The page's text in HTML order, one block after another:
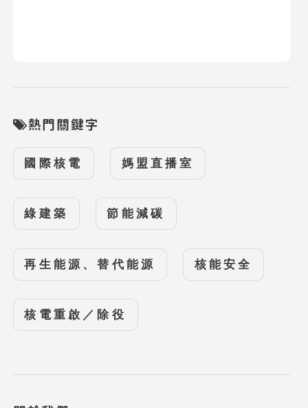
熱門關鍵字
國際核電 媽盟直播室
綠建築 節能減碳
再生能源、替代能源 核能安全
核電重啟／除役